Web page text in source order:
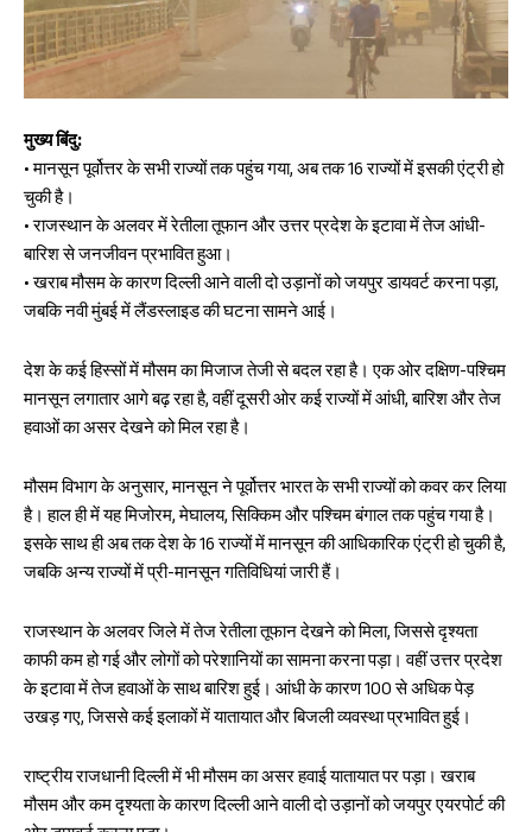
मुख्य बिंदु:
• मानसून पूर्वोत्तर के सभी राज्यों तक पहुंच गया, अब तक 16 राज्यों में इसकी एंट्री हो
चुकी है।
• राजस्थान के अलवर में रेतीला तूफान और उत्तर प्रदेश के इटावा में तेज आंधी-
बारिश से जनजीवन प्रभावित हुआ।
• खराब मौसम के कारण दिल्ली आने वाली दो उड़ानों को जयपुर डायवर्ट करना पड़ा,
जबकि नवी मुंबई में लैंडस्लाइड की घटना सामने आई।
देश के कई हिस्सों में मौसम का मिजाज तेजी से बदल रहा है। एक ओर दक्षिण-पश्चिम
मानसून लगातार आगे बढ़ रहा है, वहीं दूसरी ओर कई राज्यों में आंधी, बारिश और तेज
हवाओं का असर देखने को मिल रहा है।
मौसम विभाग के अनुसार, मानसून ने पूर्वोत्तर भारत के सभी राज्यों को कवर कर लिया
है। हाल ही में यह मिजोरम, मेघालय, सिक्किम और पश्चिम बंगाल तक पहुंच गया है।
इसके साथ ही अब तक देश के 16 राज्यों में मानसून की आधिकारिक एंट्री हो चुकी है,
जबकि अन्य राज्यों में प्री-मानसून गतिविधियां जारी हैं।
राजस्थान के अलवर जिले में तेज रेतीला तूफान देखने को मिला, जिससे दृश्यता
काफी कम हो गई और लोगों को परेशानियों का सामना करना पड़ा। वहीं उत्तर प्रदेश
के इटावा में तेज हवाओं के साथ बारिश हुई। आंधी के कारण 100 से अधिक पेड़
उखड़ गए, जिससे कई इलाकों में यातायात और बिजली व्यवस्था प्रभावित हुई।
राष्ट्रीय राजधानी दिल्ली में भी मौसम का असर हवाई यातायात पर पड़ा। खराब
मौसम और कम दृश्यता के कारण दिल्ली आने वाली दो उड़ानों को जयपुर एयरपोर्ट की